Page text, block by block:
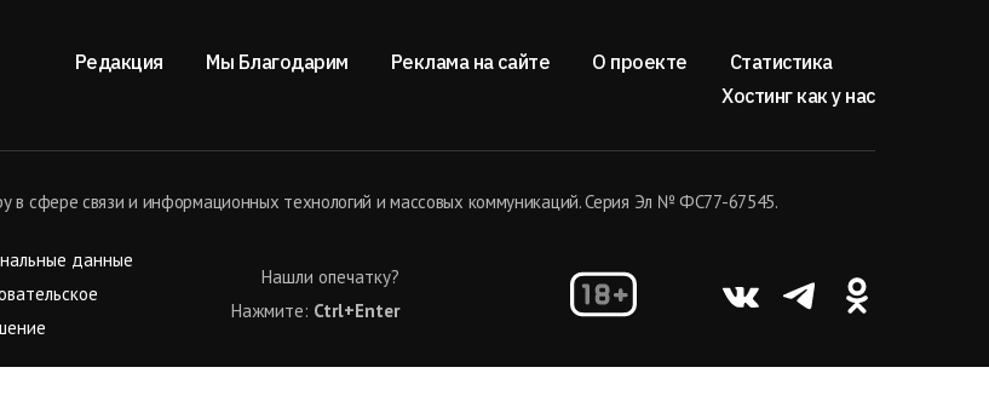
Редакция Мы Благодарим Реклама на сайте О проекте
Статистика
Хостинг как у нас
сфере связи и информационных технологий и массовых коммуникаций. Серия Эл № ФС77-67545.
данные
Нашли опечатку?
Нажмите: Ctrl+Enter